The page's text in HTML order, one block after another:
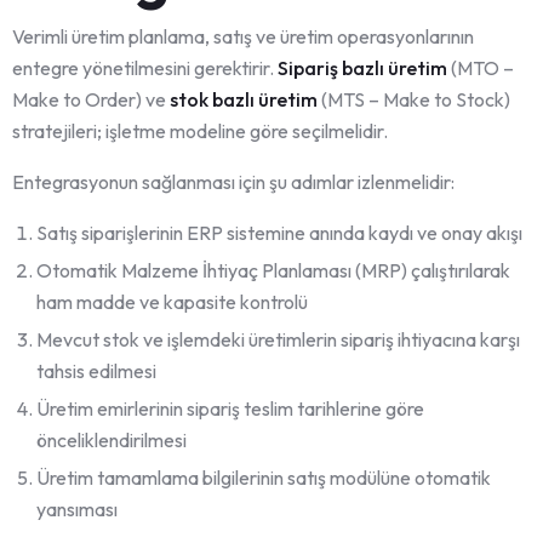
Verimli üretim planlama, satış ve üretim operasyonlarının
entegre yönetilmesini gerektirir. Sipariş bazlı üretim (MTO –
Make to Order) ve stok bazlı üretim (MTS – Make to Stock)
stratejileri; işletme modeline göre seçilmelidir.
Entegrasyonun sağlanması için şu adımlar izlenmelidir:
Satış siparişlerinin ERP sistemine anında kaydı ve onay akışı
Otomatik Malzeme İhtiyaç Planlaması (MRP) çalıştırılarak
ham madde ve kapasite kontrolü
Mevcut stok ve işlemdeki üretimlerin sipariş ihtiyacına karşı
tahsis edilmesi
Üretim emirlerinin sipariş teslim tarihlerine göre
önceliklendirilmesi
Üretim tamamlama bilgilerinin satış modülüne otomatik
yansıması